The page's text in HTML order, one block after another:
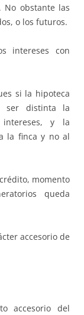
No obstante las
o los futuros.
intereses con
si la hipoteca
ser distinta la
y la
la finca y no al
momento
queda
accesorio de
accesorio del